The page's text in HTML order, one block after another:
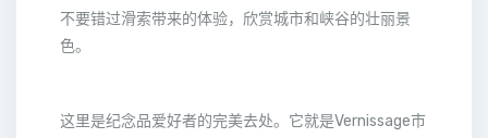
不要错过滑索带来的体验，欣赏城市和峡谷的壮丽景
色。
这里是纪念品爱好者的完美去处。它就是Vernissage市